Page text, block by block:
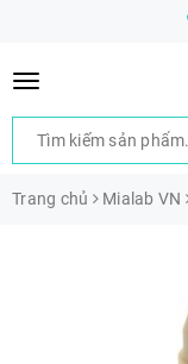
Trang chủ Mialab VN